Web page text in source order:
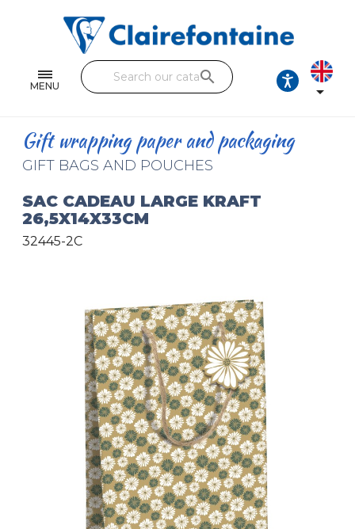
MENU
Single and double sheets
Fine arts
Handicraft
Pencil cases & Leather goods
search

Gift wrapping paper and packaging
GIFT BAGS AND POUCHES
SAC CADEAU LARGE KRAFT
26,5X14X33CM
32445-2C